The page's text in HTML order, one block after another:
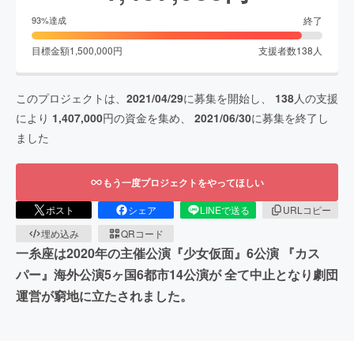
93%達成 終了
目標金額1,500,000円 支援者数138 人
このプロジェクトは、 2021/04/29に募集を開始し、 138人の支援
により 1,407,000円の資金を集め、 2021/06/30に募集を終了し
ました
もう一度プロジェクトをやってほしい
ポスト シェア LINEで送る
URLコピー
埋め込み
QRコード
一糸座は2020年の主催公演『少女仮面』6公演 『カス
パー』海外公演5ヶ国6都市14公演が 全て中止となり劇団
運営が窮地に立たされました。